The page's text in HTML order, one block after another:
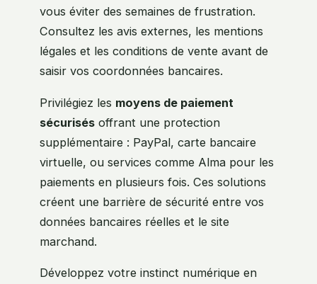
vous éviter des semaines de frustration.
Consultez les avis externes, les mentions
légales et les conditions de vente avant de
saisir vos coordonnées bancaires.
Privilégiez les moyens de paiement
sécurisés offrant une protection
supplémentaire : PayPal, carte bancaire
virtuelle, ou services comme Alma pour les
paiements en plusieurs fois. Ces solutions
créent une barrière de sécurité entre vos
données bancaires réelles et le site
marchand.
Développez votre instinct numérique en